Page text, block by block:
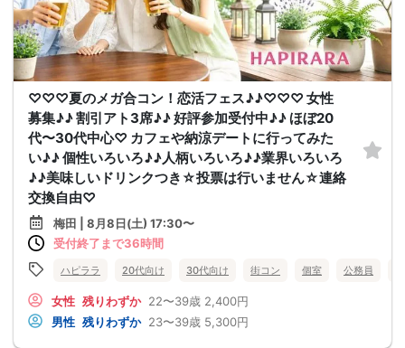
♡♡♡夏のメガ合コン！恋活フェス♪♪♡♡♡ 女性
募集♪♪ 割引アト3席♪♪ 好評参加受付中♪♪ ほぼ20
代〜30代中心♡ カフェや納涼デートに行ってみた
い♪♪ 個性いろいろ♪♪人柄いろいろ♪♪業界いろいろ
♪♪美味しいドリンクつき☆投票は行いません☆連絡
交換自由♡
梅田 | 8月8日(土) 17:30〜
受付終了まで36時間
ハピララ 20代向け 30代向け 街コン 個室 公務員
女性 残りわずか 22〜39歳 2,400円
男性 残りわずか 23〜39歳 5,300円